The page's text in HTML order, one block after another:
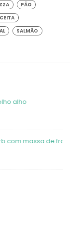
PÃO
SALMÃO
massa de frango